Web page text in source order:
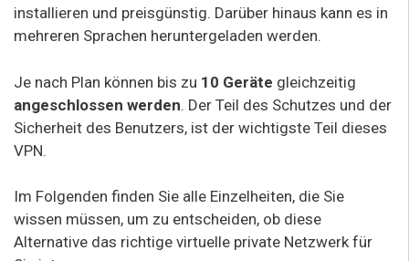
installieren und preisgünstig. Darüber hinaus kann es in
mehreren Sprachen heruntergeladen werden.
Je nach Plan können bis zu 10 Geräte gleichzeitig
angeschlossen werden. Der Teil des Schutzes und der
Sicherheit des Benutzers, ist der wichtigste Teil dieses
VPN.
Im Folgenden finden Sie alle Einzelheiten, die Sie
wissen müssen, um zu entscheiden, ob diese
Alternative das richtige virtuelle private Netzwerk für